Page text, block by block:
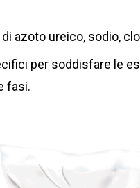
azoto ureico, sodio,
per soddisfare le
fasi.